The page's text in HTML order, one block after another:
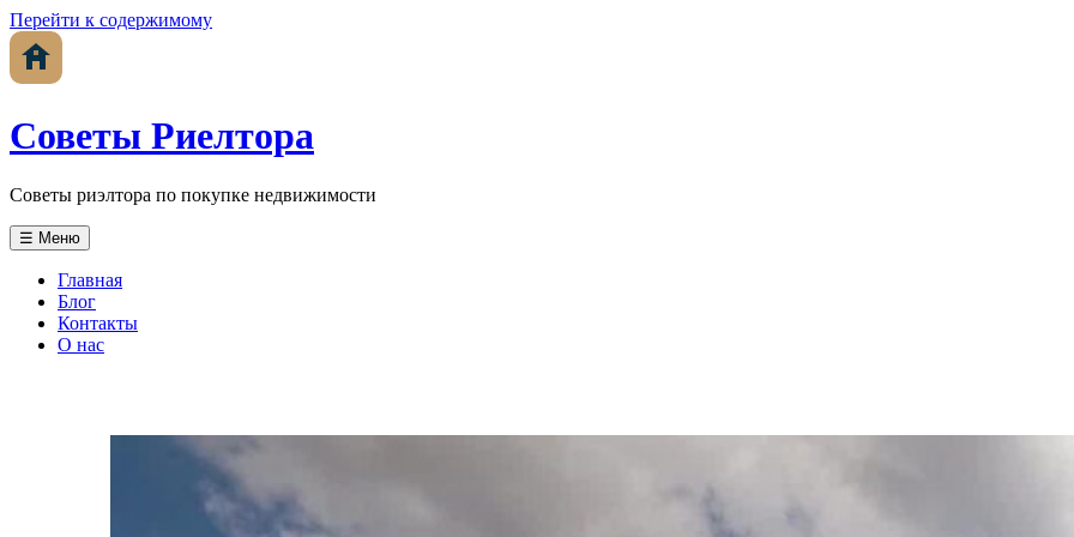
Перейти к содержимому
Советы Риелтора
Советы риэлтора по покупке недвижимости
☰ Меню
Главная
Блог
Контакты
О нас